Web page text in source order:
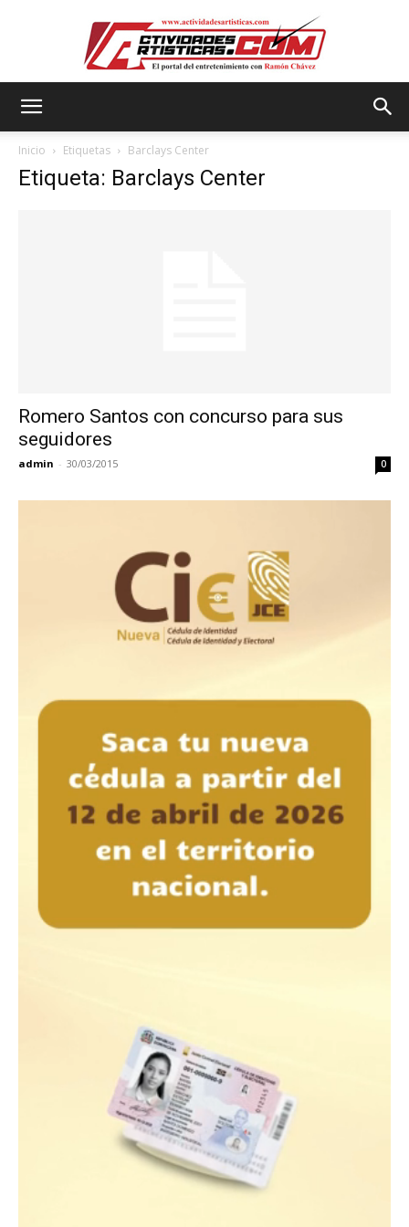
Inicio Etiquetas Barclays Center
Etiqueta: Barclays Center
Romero Santos con concurso para sus
seguidores
admin - 30/03/2015 0